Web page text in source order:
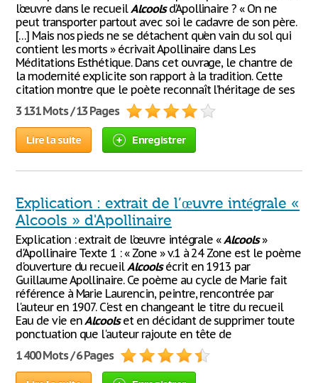
l’œuvre dans le recueilAlcoolsd’Apollinaire ? « On ne
peut transporter partout avec soi le cadavre de son père.
[…] Mais nos pieds ne se détachent qu’en vain du sol qui
contient les morts » écrivait Apollinaire dans Les
Méditations Esthétique. Dans cet ouvrage, le chantre de
la modernité explicite son rapport à la tradition. Cette
citation montre que le poète reconnaît l’héritage de ses
3 131 Mots / 13 Pages
Lire la suite Enregistrer
Explication : extrait de l’œuvre intégrale «
Alcools » d'Apollinaire
Explication : extrait de l’œuvre intégrale «Alcools»
d'Apollinaire Texte 1 : « Zone » v.1 à 24 Zone est le poème
d'ouverture du recueilAlcoolsécrit en 1913 par
Guillaume Apollinaire. Ce poème au cycle de Marie fait
référence à Marie Laurencin, peintre, rencontrée par
l'auteur en 1907. C'est en changeant le titre du recueil
Eau de vie enAlcoolset en décidant de supprimer toute
ponctuation que l'auteur rajoute en tête de
1 400 Mots / 6 Pages